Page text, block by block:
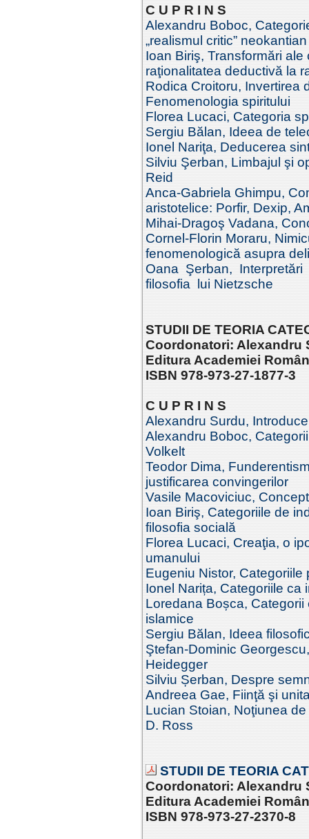
C U P R I N S
Alexandru Boboc,
„realismul critic” neokantian
Ioan Biriş, Transformări
raţionalitatea deductivă la
Rodica Croitoru, Invertirea
Fenomenologia spiritului
Florea Lucaci, Categoria
Sergiu Bălan, Ideea de
Ionel Nariţa, Deducerea
Silviu Şerban, Limbajul şi
Reid
Anca-Gabriela Ghimpu,
aristotelice: Porfir, Dexip,
Mihai-Dragoş Vadana,
Cornel-Florin Moraru,
fenomenologică asupra
Oana Şerban,
filosofia lui Nietzsche
STUDII DE TEORIA
Coordonatori: Alexandru
Editura Academiei
ISBN 978-973-27-1877-3
C U P R I N S
Alexandru Surdu,
Alexandru Boboc,
Volkelt
Teodor Dima,
justificarea convingerilor
Vasile Macoviciuc,
Ioan Biriş, Categoriile de
filosofia socială
Florea Lucaci, Creaţia, o
umanului
Eugeniu Nistor, Categoriile
Ionel Narița, Categoriile ca
Loredana Boșca,
islamice
Sergiu Bălan, Ideea
Ştefan-Dominic
Heidegger
Silviu Șerban, Despre
Andreea Gae, Fiinţă şi
Lucian Stoian, Noţiunea
D. Ross
STUDII DE TEORIA
Coordonatori: Alexandru
Editura Academiei
ISBN 978-973-27-2370-8